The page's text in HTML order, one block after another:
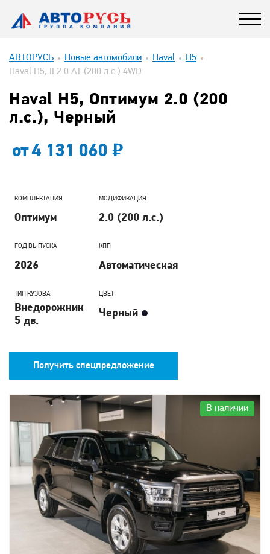
АВТОРУСЬ Новые автомобили Haval
H5
Haval H5, II 2.0 AT (200 л.с.) 4WD
Haval H5, Оптимум 2.0 (200
л.с.), Черный
от4 131 060
КОМПЛЕКТАЦИЯ
Оптимум
МОДИФИКАЦИЯ
2.0 (200 л.с.)
ГОД ВЫПУСКА
2026
КПП
Автоматическая
ТИП КУЗОВА
Внедорожник
5 дв.
ЦВЕТ
Черный
Получить спецпредложение
В наличии